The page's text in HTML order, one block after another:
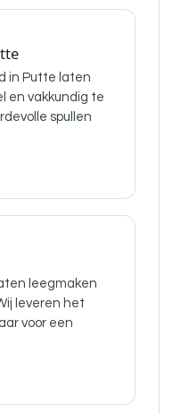
in Putte laten
en vakkundig te
spullen
leegmaken
leveren het
voor een